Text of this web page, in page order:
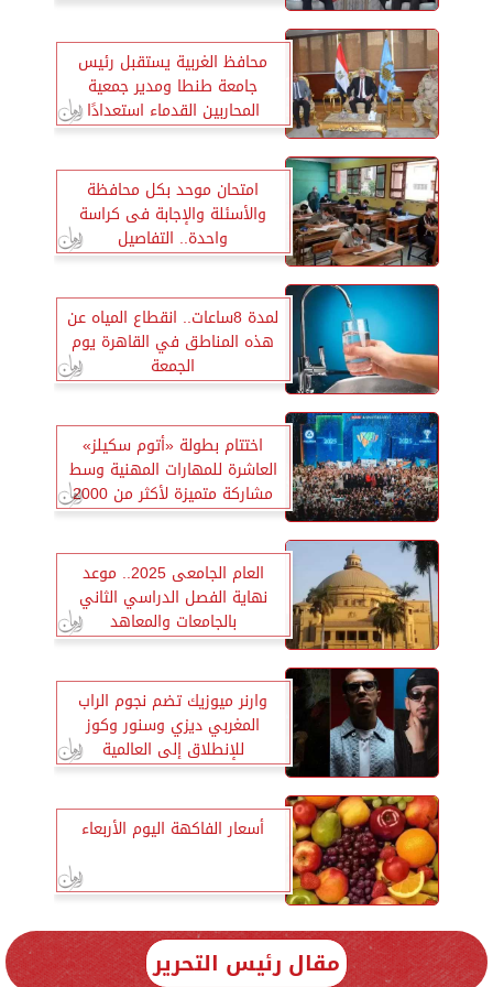
محافظ الغربية يستقبل رئيس
جامعة طنطا ومدير جمعية
المحاربين القدماء استعدادًا
لاحتفالية يوم الشهيد
امتحان موحد بكل محافظة
والأسئلة والإجابة فى كراسة
واحدة.. التفاصيل
لمدة 8ساعات.. انقطاع المياه عن
هذه المناطق في القاهرة يوم
الجمعة
اختتام بطولة «أتوم سكيلز»
العاشرة للمهارات المهنية وسط
مشاركة متميزة لأكثر من 2000
متسابق
العام الجامعى 2025.. موعد
نهاية الفصل الدراسي الثاني
بالجامعات والمعاهد
وارنر ميوزيك تضم نجوم الراب
المغربي ديزي وسنور وكوز
للإنطلاق إلى العالمية
أسعار الفاكهة اليوم الأربعاء
مقال رئيس التحرير